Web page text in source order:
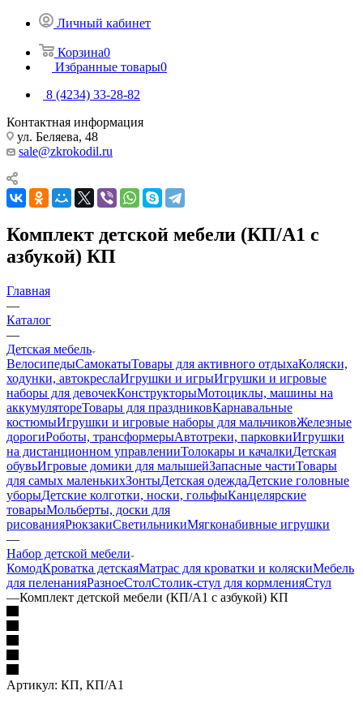
Личный кабинет
Корзина0
Избранные товары0
8 (4234) 33-28-82
Контактная информация
ул. Беляева, 48
sale@zkrokodil.ru
Комплект детской мебели (КП/А1 c
азбукой) КП
Главная
—
Каталог
—
Детская мебель
ВелосипедыСамокатыТовары для активного отдыхаКоляски,
ходунки, автокреслаИгрушки и игрыИгрушки и игровые
наборы для девочекКонструкторыМотоциклы, машины на
аккумулятореТовары для праздниковКарнавальные
костюмыИгрушки и игровые наборы для мальчиковЖелезные
дорогиРоботы, трансформерыАвтотреки, парковкиИгрушки
на дистанционном управленииТолокары и качалкиДетская
обувьИгровые домики для малышейЗапасные частиТовары
для самых маленькихЗонтыДетская одеждаДетские головные
уборыДетские колготки, носки, гольфыКанцелярские
товарыМольберты, доски для
рисованияРюкзакиСветильникиМягконабивные игрушки
—
Набор детской мебели
КомодКроватка детскаяМатрас для кроватки и коляскиМебель
для пеленанияРазноеСтолСтолик-стул для кормленияСтул
—Комплект детской мебели (КП/А1 c азбукой) КП
Артикул: КП, КП/А1